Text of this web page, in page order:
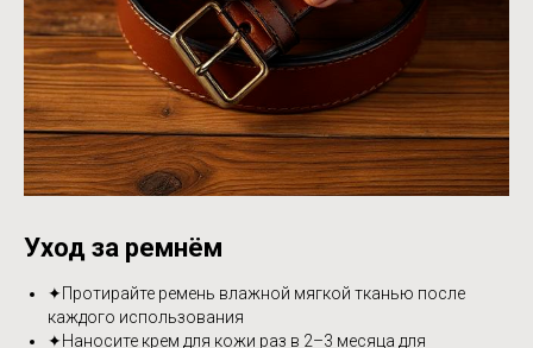
Уход за ремнём
✦Протирайте ремень влажной мягкой тканью после
каждого использования
✦Наносите крем для кожи раз в 2–3 месяца для